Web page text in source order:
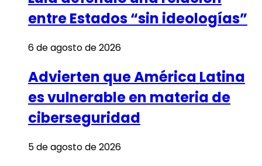
entre Estados “sin ideologías”
6 de agosto de 2026
Advierten que América Latina
es vulnerable en materia de
ciberseguridad
5 de agosto de 2026